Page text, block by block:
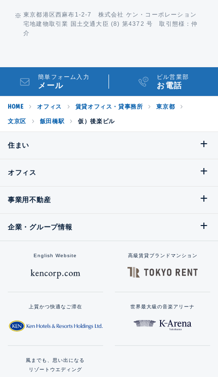
東京都港区西麻布1-2-7 株式会社 ケン・コーポレーション
宅地建物取引業 国土交通大臣 (8) 第4372 号 取引態様：仲
介
簡単フォーム入力
メール
ビル営業部
お電話
HOME オフィス 賃貸オフィス・貸事務所 東京都
文京区 飯田橋駅 仮）後楽ビル
住まい
オフィス
事業用不動産
企業・グループ情報
English Website 高級賃貸ブランドマンション
上質かつ快適なご滞在 世界最大級の音楽アリーナ
風までも、思い出になる
リゾートウエディング